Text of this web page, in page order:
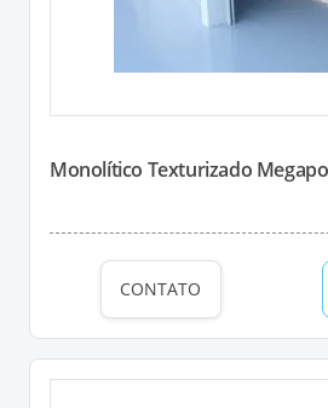
Monolítico Texturizado
CONTATO